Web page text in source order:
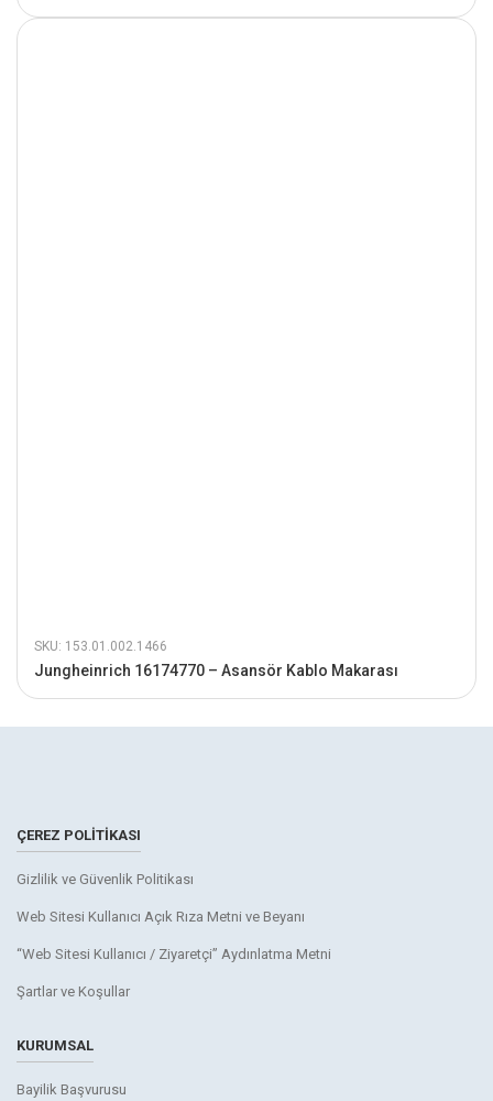
SKU: 153.01.002.1466
Jungheinrich 16174770 – Asansör Kablo Makarası
ÇEREZ POLITIKASI
Gizlilik ve Güvenlik Politikası
Web Sitesi Kullanıcı Açık Rıza Metni ve Beyanı
“Web Sitesi Kullanıcı / Ziyaretçi” Aydınlatma Metni
Şartlar ve Koşullar
KURUMSAL
Bayilik Başvurusu